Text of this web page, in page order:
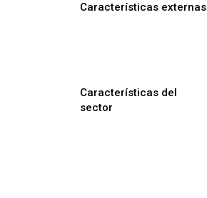
Características externas
Características del
sector